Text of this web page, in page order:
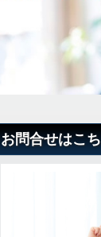
お問合せはこ